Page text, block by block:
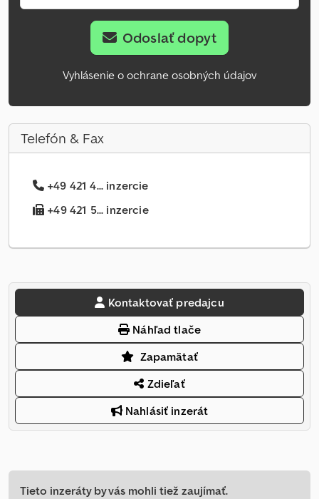
Odoslať dopyt
Vyhlásenie o ochrane osobných údajov
Telefón & Fax
+49 421 4... inzercie
+49 421 5... inzercie
Kontaktovať predajcu
Náhľad tlače
Zapamätať
Zdieľať
Nahlásiť inzerát
Tieto inzeráty by vás mohli tiež zaujímať.